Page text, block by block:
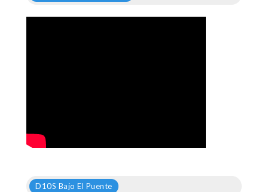
D10S Bajo El Puente